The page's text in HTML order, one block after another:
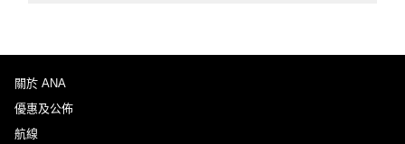
關於 ANA
優惠及公佈
航線